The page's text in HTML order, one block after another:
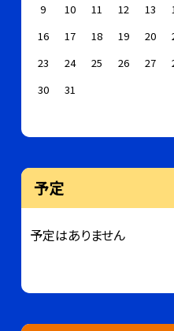
9
10 11 12 13
16
17 18 19 20
23
24 25 26 27
30
31
予定
予定はありません